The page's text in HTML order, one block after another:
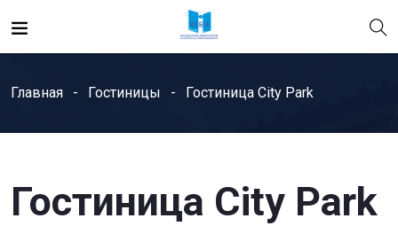
Главная Гостиницы Гостиница City Park
Гостиница City Park